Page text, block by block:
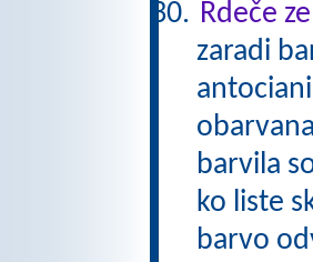
Rdeče
zaradi
barvila
ko liste
barvo